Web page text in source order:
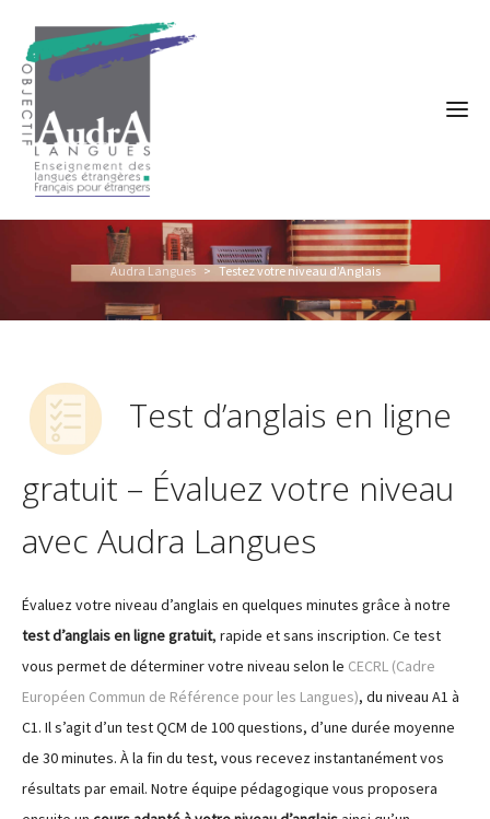
Audra Langues > Testez votre niveau d’Anglais
Test d’anglais en ligne
gratuit – Évaluez votre niveau
avec Audra Langues
Évaluez votre niveau d’anglais en quelques minutes grâce à notre
test d’anglais en ligne gratuit, rapide et sans inscription. Ce test
vous permet de déterminer votre niveau selon le CECRL (Cadre
Européen Commun de Référence pour les Langues), du niveau A1 à
C1. Il s’agit d’un test QCM de 100 questions, d’une durée moyenne
de 30 minutes. À la fin du test, vous recevez instantanément vos
résultats par email. Notre équipe pédagogique vous proposera